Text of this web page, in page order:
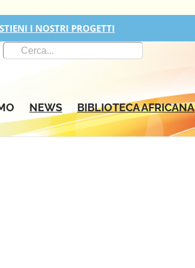
I NOSTRI PROGETTI
NEWS BIBLIOTECA AFRICANA